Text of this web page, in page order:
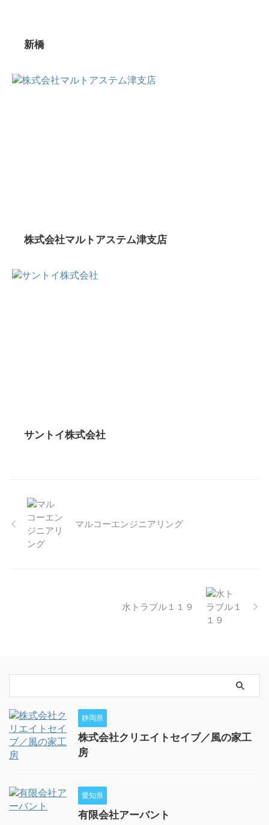
新橋
株式会社マルトアステム津支店
サントイ株式会社
マルコーエンジニアリング
水トラブル１１９
静岡県
株式会社クリエイトセイブ／風の家工
房
愛知県
有限会社アーバント